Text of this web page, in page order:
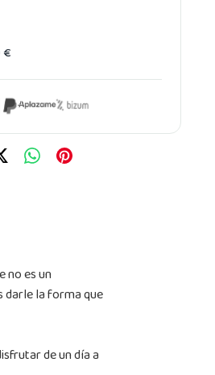
no es un
darle la forma que
de un día a